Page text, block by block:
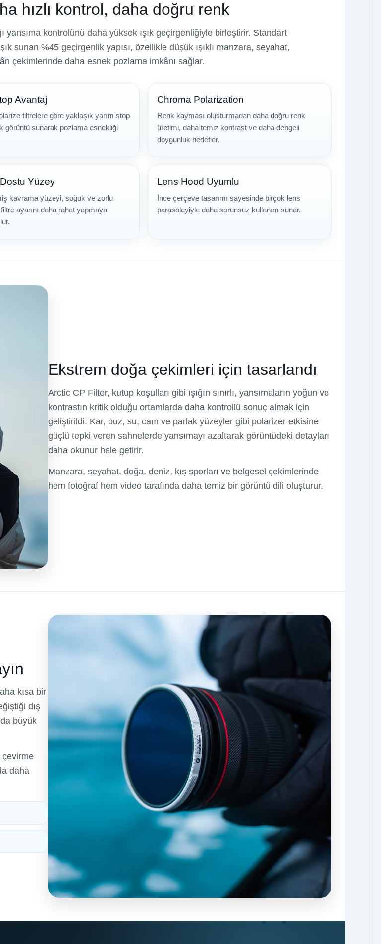
hızlı kontrol, daha doğru renk
yansıma kontrolünü daha yüksek ışık geçirgenliğiyle birleştirir. Standart
sunan %45 geçirgenlik yapısı, özellikle düşük ışıklı manzara, seyahat,
çekimlerinde daha esnek pozlama imkânı sağlar.
Avantaj
filtrelere göre yaklaşık yarım stop
görüntü sunarak pozlama esnekliği
Chroma Polarization
Renk kayması oluşturmadan daha doğru renk
üretimi, daha temiz kontrast ve daha dengeli
doygunluk hedefler.
Yüzey
kavrama yüzeyi, soğuk ve zorlu
ayarını daha rahat yapmaya
Lens Hood Uyumlu
İnce çerçeve tasarımı sayesinde birçok lens
parasoleyiyle daha sorunsuz kullanım sunar.
Ekstrem doğa çekimleri için tasarlandı
Arctic CP Filter, kutup koşulları gibi ışığın sınırlı, yansımaların yoğun ve
kontrastın kritik olduğu ortamlarda daha kontrollü sonuç almak için
geliştirildi. Kar, buz, su, cam ve parlak yüzeyler gibi polarizer etkisine
güçlü tepki veren sahnelerde yansımayı azaltarak görüntüdeki detayları
daha okunur hale getirir.
Manzara, seyahat, doğa, deniz, kış sporları ve belgesel çekimlerinde
hem fotoğraf hem video tarafında daha temiz bir görüntü dili oluşturur.
kısa bir
dış
büyük
çevirme
daha